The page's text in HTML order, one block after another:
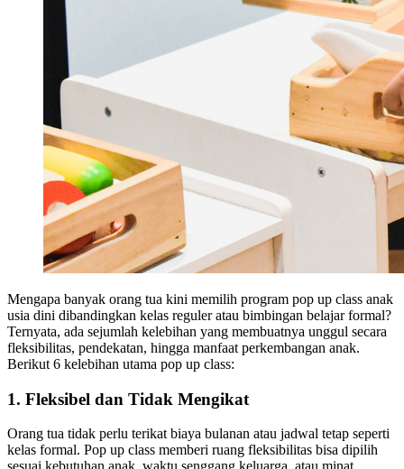
Mengapa banyak orang tua kini memilih program pop up class anak
usia dini dibandingkan kelas reguler atau bimbingan belajar formal?
Ternyata, ada sejumlah kelebihan yang membuatnya unggul secara
fleksibilitas, pendekatan, hingga manfaat perkembangan anak.
Berikut 6 kelebihan utama pop up class:
1. Fleksibel dan Tidak Mengikat
Orang tua tidak perlu terikat biaya bulanan atau jadwal tetap seperti
kelas formal. Pop up class memberi ruang fleksibilitas bisa dipilih